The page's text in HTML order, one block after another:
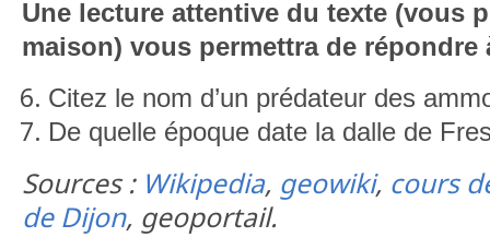
Une lecture attentive du texte (vous
maison) vous permettra de répondre
Citez le nom d’un prédateur des
De quelle époque date la dalle de
Sources : Wikipedia, geowiki, cours
de Dijon, geoportail.